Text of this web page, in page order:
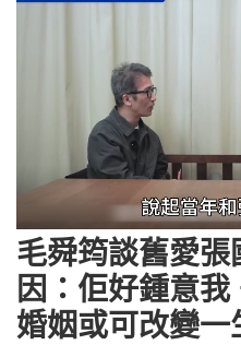
Unmute Loaded:
43.44%
毛舜筠談舊愛張
因：佢好鍾意
婚姻或可改變一